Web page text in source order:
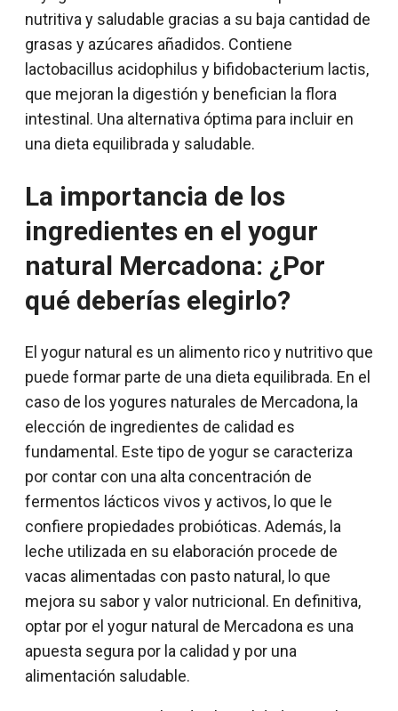
nutritiva y saludable gracias a su baja cantidad de
grasas y azúcares añadidos. Contiene
lactobacillus acidophilus y bifidobacterium lactis,
que mejoran la digestión y benefician la flora
intestinal. Una alternativa óptima para incluir en
una dieta equilibrada y saludable.
La importancia de los
ingredientes en el yogur
natural Mercadona: ¿Por
qué deberías elegirlo?
El yogur natural es un alimento rico y nutritivo que
puede formar parte de una dieta equilibrada. En el
caso de los yogures naturales de Mercadona, la
elección de ingredientes de calidad es
fundamental. Este tipo de yogur se caracteriza
por contar con una alta concentración de
fermentos lácticos vivos y activos, lo que le
confiere propiedades probióticas. Además, la
leche utilizada en su elaboración procede de
vacas alimentadas con pasto natural, lo que
mejora su sabor y valor nutricional. En definitiva,
optar por el yogur natural de Mercadona es una
apuesta segura por la calidad y por una
alimentación saludable.